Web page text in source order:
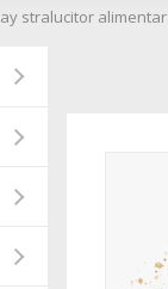
stralucitor alimentar